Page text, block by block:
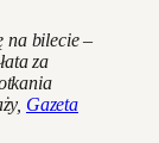
na bilecie –
za
Gazeta